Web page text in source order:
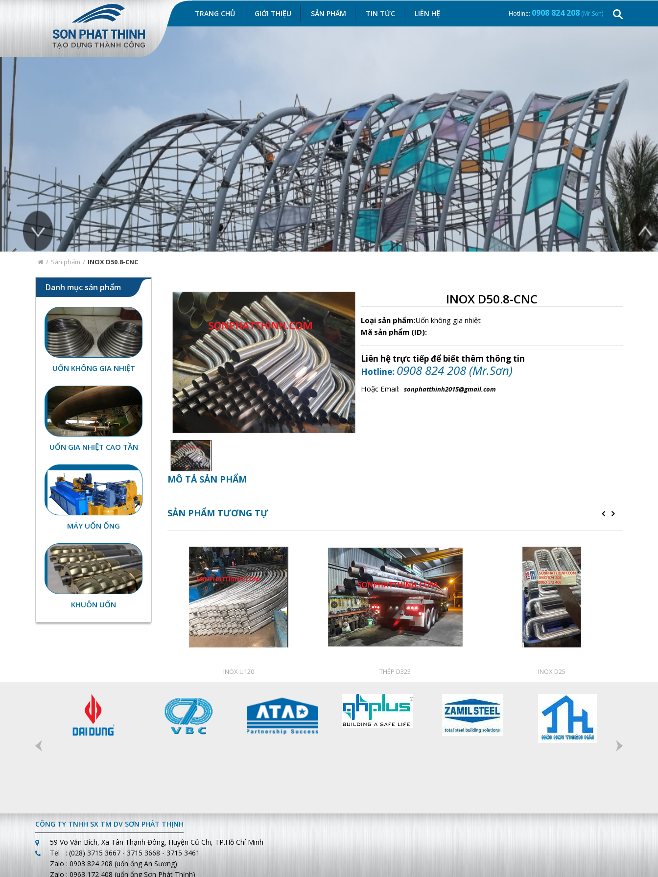
Hotline: 0908 824 208 (Mr.Sơn)
TRANG CHỦ GIỚI THIỆU SẢN PHẨM TIN TỨC LIÊN HỆ
/ Sản phẩm / INOX D50.8-CNC
INOX D50.8-CNC
Loại sản phẩm:Uốn không gia nhiệt
Mã sản phẩm (ID):
Liên hệ trực tiếp để biết thêm thông tin
Hotline: 0908 824 208 (Mr.Sơn)
Hoặc Email: sonphatthinh2015@gmail.com
MÔ TẢ SẢN PHẨM
SẢN PHẨM TƯƠNG TỰ
INOX U120 THÉP D325 INOX D25
Danh mục sản phẩm
UỐN KHÔNG GIA NHIỆT
UỐN GIA NHIỆT CAO TẦN
MÁY UỐN ỐNG
KHUÔN UỐN
CÔNG TY TNHH SX TM DV SƠN PHÁT THỊNH
59 Võ Văn Bích, Xã Tân Thạnh Đông, Huyện Củ Chi, TP.Hồ Chí Minh
Tel : (028) 3715 3667 - 3715 3668 - 3715 3461
Zalo : 0903 824 208 (uốn ống An Sương)
Zalo : 0963 172 408 (uốn ống Sơn Phát Thịnh)